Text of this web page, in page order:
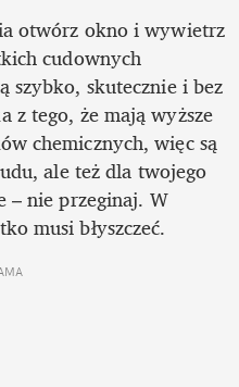
otwórz okno i wywietrz
cudownych
szybko, skutecznie i bez
z tego, że mają wyższe
chemicznych, więc są
ale też dla twojego
– nie przeginaj. W
musi błyszczeć.